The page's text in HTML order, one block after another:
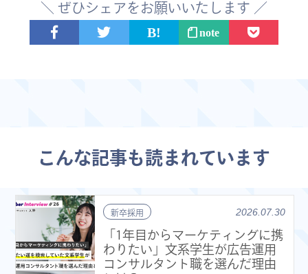
＼ ぜひシェアをお願いいたします ／
note
こんな記事も読まれています
新卒採用 2026.07.30
「1年目からマーケティングに携
わりたい」文系学生が広告運用
コンサルタント職を選んだ理由